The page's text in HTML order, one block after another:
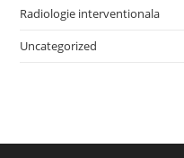
Radiologie interventionala
Uncategorized